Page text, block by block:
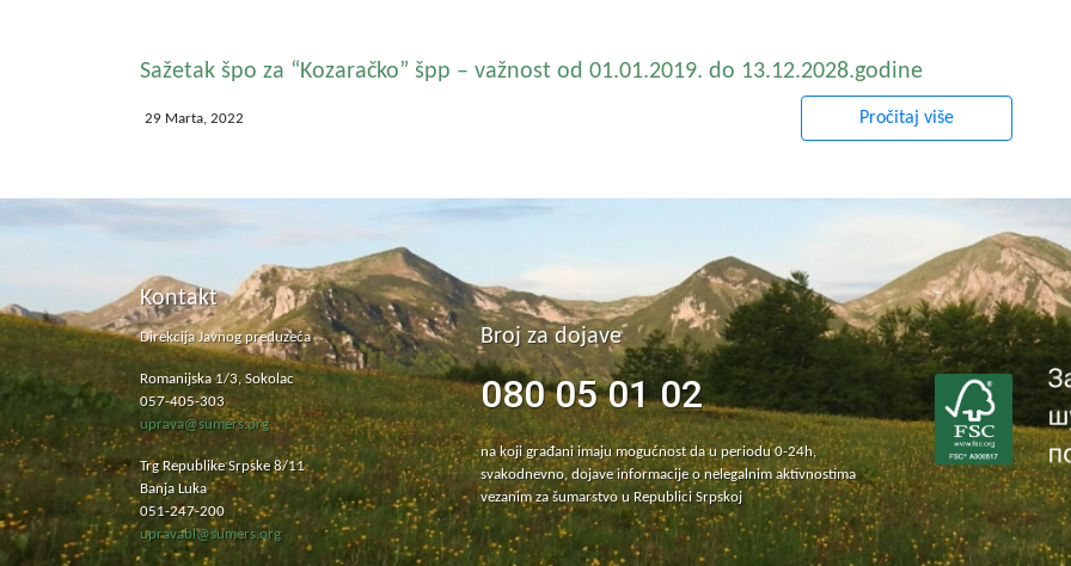
Sažetak špo za “Kozaračko” špp – važnost od 01.01.2019. do 13.12.2028.godine
29 Marta, 2022 Pročitaj više
Kontakt
Direkcija Javnog preduzeća
Romanijska 1/3, Sokolac
057-405-303
uprava@sumers.org
Trg Republike Srpske 8/11
Banja Luka
051-247-200
upravabl@sumers.org
Broj za dojave
080 05 01 02
na koji građani imaju mogućnost da u periodu 0-24h,
svakodnevno, dojave informacije o nelegalnim aktivnostima
vezanim za šumarstvo u Republici Srpskoj